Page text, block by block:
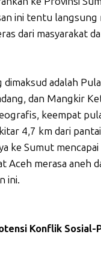
ini tentu langsung
dari masyarakat
adalah
dan Mangkir
keempat
4,7 km dari
ke Sumut
Aceh merasa aneh
ini.
Konflik Sosial-